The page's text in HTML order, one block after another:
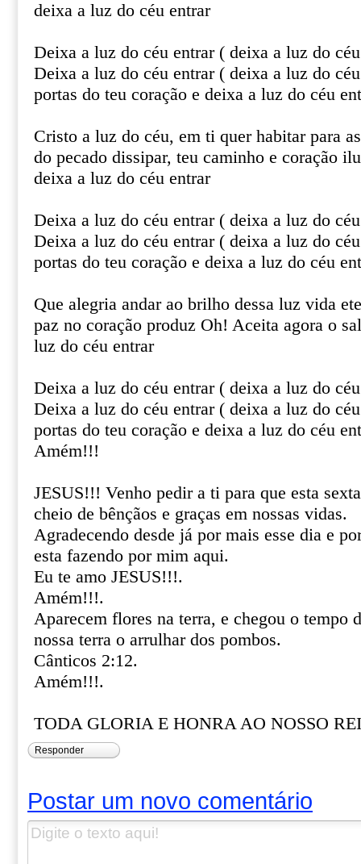
deixa a luz do céu entrar
Deixa a luz do céu entrar ( deixa a luz do
Deixa a luz do céu entrar ( deixa a luz do
portas do teu coração e deixa a luz do céu
Cristo a luz do céu, em ti quer habitar para
do pecado dissipar, teu caminho e coração
deixa a luz do céu entrar
Deixa a luz do céu entrar ( deixa a luz do
Deixa a luz do céu entrar ( deixa a luz do
portas do teu coração e deixa a luz do céu
Que alegria andar ao brilho dessa luz vida
paz no coração produz Oh! Aceita agora o
luz do céu entrar
Deixa a luz do céu entrar ( deixa a luz do
Deixa a luz do céu entrar ( deixa a luz do
portas do teu coração e deixa a luz do céu
Amém!!!
JESUS!!! Venho pedir a ti para que esta
cheio de bênçãos e graças em nossas vidas.
Agradecendo desde já por mais esse dia e
esta fazendo por mim aqui.
Eu te amo JESUS!!!.
Amém!!!.
Aparecem flores na terra, e chegou o tempo
nossa terra o arrulhar dos pombos.
Cânticos 2:12.
Amém!!!.
TODA GLORIA E HONRA AO NOSSO
Responder
Postar um novo comentário